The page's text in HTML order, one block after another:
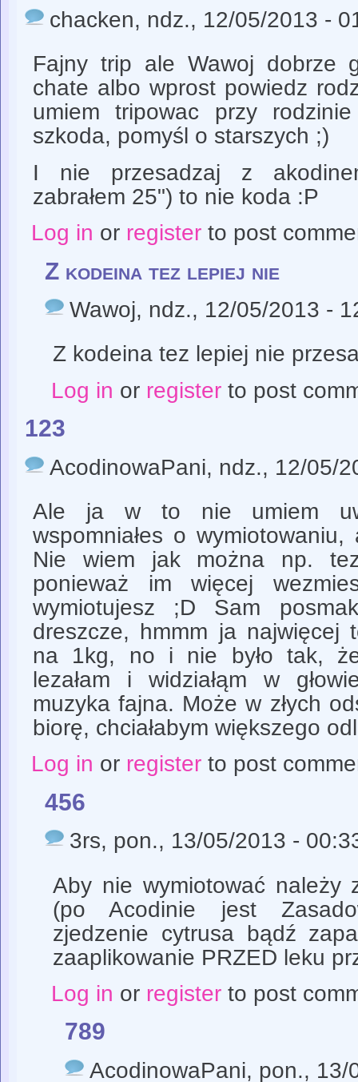
chacken, ndz., 12/05/2013 -
Fajny trip ale Wawoj dobrze
chate albo wprost powiedz
umiem tripowac przy
szkoda, pomyśl o starszych ;)
I nie przesadzaj z
zabrałem 25") to nie koda :P
Log in or registerto post
Z kodeina tez lepiej nie
Wawoj, ndz., 12/05/2013 -
Z kodeina tez lepiej nie
Log in or registerto post
123
AcodinowaPani, ndz., 12/05/
Ale ja w to nie umiem
wspomniałes o
Nie wiem jak można np.
ponieważ im więcej
wymiotujesz ;D Sam
dreszcze, hmmm ja najwięcej
na 1kg, no i nie było tak,
lezałam i widziałąm w
muzyka fajna. Może w złych
biorę, chciałabym większego
Log in or registerto post
456
3rs, pon., 13/05/2013 -
Aby nie wymiotować należy
(po Acodinie jest
zjedzenie cytrusa bądź
zaaplikowanie PRZED leku
Log in or registerto post
789
AcodinowaPani, pon., 13/